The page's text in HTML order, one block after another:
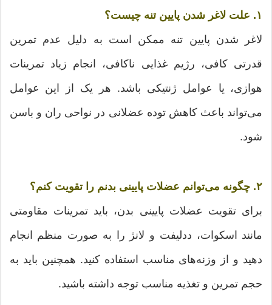
۱. علت لاغر شدن پایین تنه چیست؟
لاغر شدن پایین تنه ممکن است به دلیل عدم تمرین
قدرتی کافی، رژیم غذایی ناکافی، انجام زیاد تمرینات
هوازی، یا عوامل ژنتیکی باشد. هر یک از این عوامل
می‌تواند باعث کاهش توده عضلانی در نواحی ران و باسن
شود.
۲. چگونه می‌توانم عضلات پایینی بدنم را تقویت کنم؟
برای تقویت عضلات پایینی بدن، باید تمرینات مقاومتی
مانند اسکوات، ددلیفت و لانژ را به صورت منظم انجام
دهید و از وزنه‌های مناسب استفاده کنید. همچنین باید به
حجم تمرین و تغذیه مناسب توجه داشته باشید.